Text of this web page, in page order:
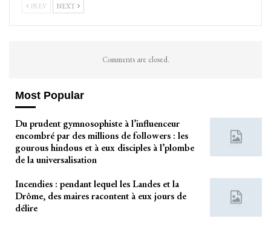
PREV NEXT
Comments are closed.
Most Popular
Du prudent gymnosophiste à l’influenceur
encombré par des millions de followers : les
gourous hindous et à eux disciples à l’plombe
de la universalisation
Incendies : pendant lequel les Landes et la
Drôme, des maires racontent à eux jours de
délire